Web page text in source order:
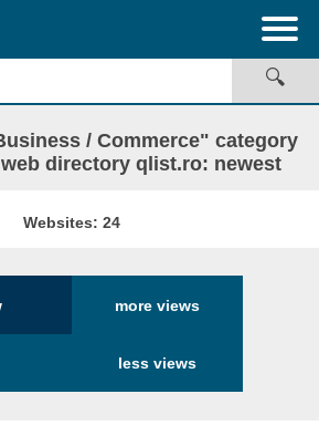
/ Commerce" category
directory qlist.ro: newest
Websites: 24
more views
less views